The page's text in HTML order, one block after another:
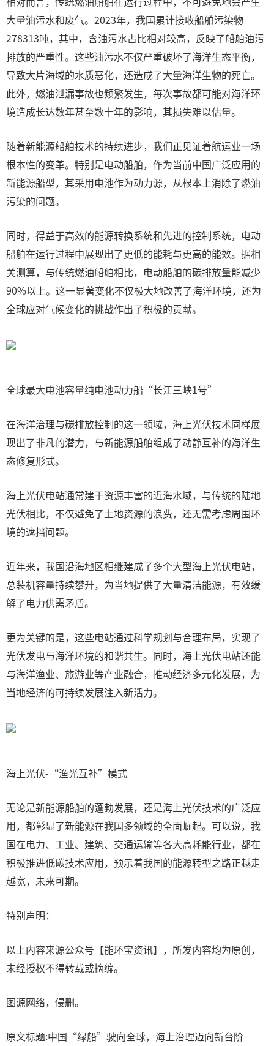
大量油污水和废气。2023年，我国累计接收船舶污染物
278313吨，其中，含油污水占比相对较高，反映了船舶油污
排放的严重性。这些油污水不仅严重破坏了海洋生态平衡，
导致大片海域的水质恶化，还造成了大量海洋生物的死亡。
此外，燃油泄漏事故也频繁发生，每次事故都可能对海洋环
境造成长达数年甚至数十年的影响，其损失难以估量。
随着新能源船舶技术的持续进步，我们正见证着航运业一场
根本性的变革。特别是电动船舶，作为当前中国广泛应用的
新能源船型，其采用电池作为动力源，从根本上消除了燃油
污染的问题。
同时，得益于高效的能源转换系统和先进的控制系统，电动
船舶在运行过程中展现出了更低的能耗与更高的能效。据相
关测算，与传统燃油船舶相比，电动船舶的碳排放量能减少
90%以上。这一显著变化不仅极大地改善了海洋环境，还为
全球应对气候变化的挑战作出了积极的贡献。
全球最大电池容量纯电池动力船“长江三峡1号”
在海洋治理与碳排放控制的这一领域，海上光伏技术同样展
现出了非凡的潜力，与新能源船舶组成了动静互补的海洋生
态修复形式。
海上光伏电站通常建于资源丰富的近海水域，与传统的陆地
光伏相比，不仅避免了土地资源的浪费，还无需考虑周围环
境的遮挡问题。
近年来，我国沿海地区相继建成了多个大型海上光伏电站，
总装机容量持续攀升，为当地提供了大量清洁能源，有效缓
解了电力供需矛盾。
更为关键的是，这些电站通过科学规划与合理布局，实现了
光伏发电与海洋环境的和谐共生。同时，海上光伏电站还能
与海洋渔业、旅游业等产业融合，推动经济多元化发展，为
当地经济的可持续发展注入新活力。
海上光伏-“渔光互补”模式
无论是新能源船舶的蓬勃发展，还是海上光伏技术的广泛应
用，都彰显了新能源在我国多领域的全面崛起。可以说，我
国在电力、工业、建筑、交通运输等各大高耗能行业，都在
积极推进低碳技术应用，预示着我国的能源转型之路正越走
越宽，未来可期。
特别声明：
以上内容来源公众号【能环宝资讯】，所发内容均为原创，
未经授权不得转载或摘编。
图源网络，侵删。
原文标题:中国“绿船”驶向全球，海上治理迈向新台阶